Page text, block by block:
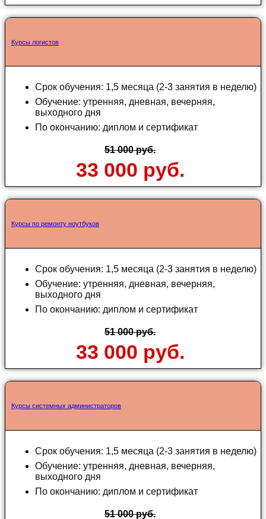
Курсы логистов
Срок обучения: 1,5 месяца (2-3 занятия в неделю)
Обучение: утренняя, дневная, вечерняя,
выходного дня
По окончанию: диплом и сертификат
51 000 руб.
33 000 руб.
Курсы по ремонту ноутбуков
Срок обучения: 1,5 месяца (2-3 занятия в неделю)
Обучение: утренняя, дневная, вечерняя,
выходного дня
По окончанию: диплом и сертификат
51 000 руб.
33 000 руб.
Курсы системных администраторов
Срок обучения: 1,5 месяца (2-3 занятия в неделю)
Обучение: утренняя, дневная, вечерняя,
выходного дня
По окончанию: диплом и сертификат
51 000 руб.